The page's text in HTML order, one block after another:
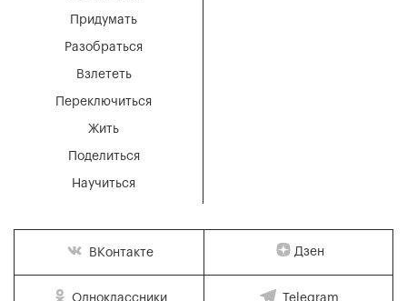
Придумать
Разобраться
Взлететь
Переключиться
Жить
Поделиться
Научиться
ВКонтакте Дзен
Одноклассники Telegram